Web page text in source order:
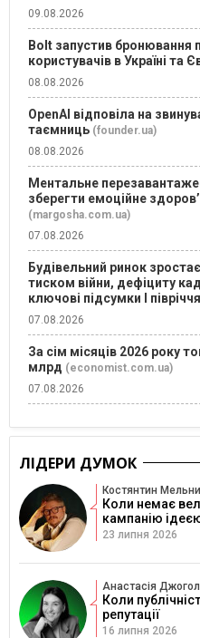
09.08.2026
Bolt запустив бронювання
користувачів в Україні та
08.08.2026
OpenAI відповіла на
таємниць (founder.ua)
08.08.2026
Ментальне
зберегти емоційне
(margosha.com.ua)
07.08.2026
Будівельний ринок
тиском війни, дефіциту
ключові підсумки І
07.08.2026
За сім місяців 2026 року
млрд (economist.com.ua)
07.08.2026
ЛІДЕРИ ДУМОК
Костянтин
Коли немає
кампанію
23 липня 2026
Анастасія
Коли
репутації
16 липня 2026